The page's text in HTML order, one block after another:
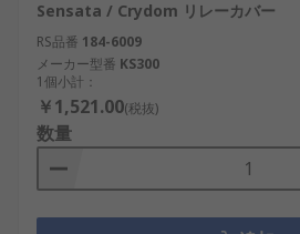
Sensata / Crydom リレーカバー
RS品番 184-6009
メーカー型番 KS300
1個小計：
￥1,521.00(税抜)
数量